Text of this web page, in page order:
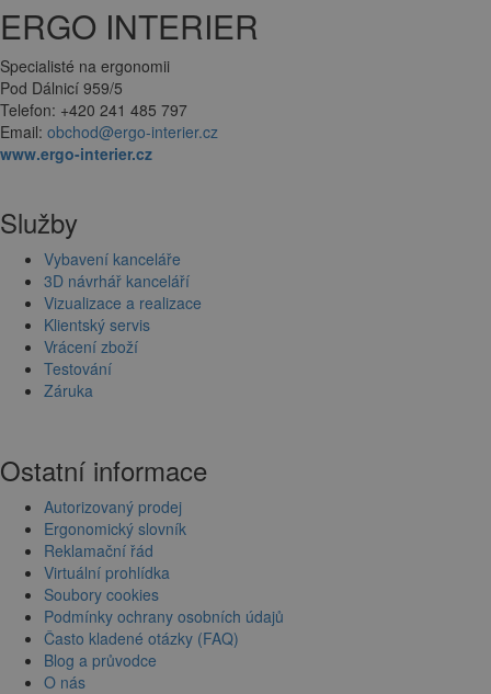
ERGO INTERIER
Specialisté na ergonomii
Pod Dálnicí 959/5
Telefon: +420 241 485 797
Email: obchod@ergo-interier.cz
www.ergo-interier.cz
Služby
Vybavení kanceláře
3D návrhář kanceláří
Vizualizace a realizace
Klientský servis
Vrácení zboží
Testování
Záruka
Ostatní informace
Autorizovaný prodej
Ergonomický slovník
Reklamační řád
Virtuální prohlídka
Soubory cookies
Podmínky ochrany osobních údajů
Často kladené otázky (FAQ)
Blog a průvodce
O nás